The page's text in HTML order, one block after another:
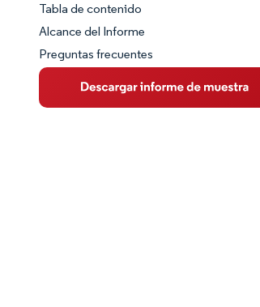
Panorama del Mercado
Visión General del Mercado
Tendencias Principales del Mercado
Tabla de contenido
Alcance del Informe
Preguntas frecuentes